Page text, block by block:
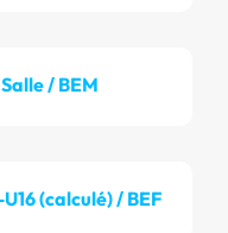
/ BEM
(calculé) / BEF